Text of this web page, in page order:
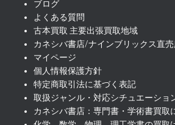
ブログ
よくある質問
古本買取 主要出張買取地域
カネシバ書店/ナインブリックス直
マイページ
個人情報保護方針
特定商取引法に基づく表記
取扱ジャンル・対応シチュエーショ
カネシバ書店：専門書・学術書買取